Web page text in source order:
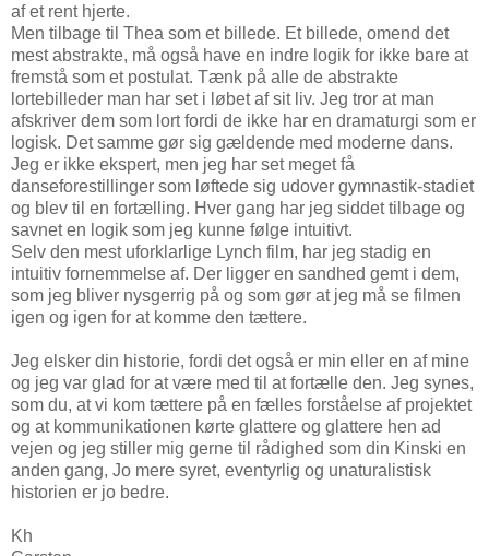
af et rent hjerte.
Men tilbage til Thea som et billede. Et billede, omend det
mest abstrakte, må også have en indre logik for ikke bare at
fremstå som et postulat. Tænk på alle de abstrakte
lortebilleder man har set i løbet af sit liv. Jeg tror at man
afskriver dem som lort fordi de ikke har en dramaturgi som er
logisk. Det samme gør sig gældende med moderne dans.
Jeg er ikke ekspert, men jeg har set meget få
danseforestillinger som løftede sig udover gymnastik-stadiet
og blev til en fortælling. Hver gang har jeg siddet tilbage og
savnet en logik som jeg kunne følge intuitivt.
Selv den mest uforklarlige Lynch film, har jeg stadig en
intuitiv fornemmelse af. Der ligger en sandhed gemt i dem,
som jeg bliver nysgerrig på og som gør at jeg må se filmen
igen og igen for at komme den tættere.
Jeg elsker din historie, fordi det også er min eller en af mine
og jeg var glad for at være med til at fortælle den. Jeg synes,
som du, at vi kom tættere på en fælles forståelse af projektet
og at kommunikationen kørte glattere og glattere hen ad
vejen og jeg stiller mig gerne til rådighed som din Kinski en
anden gang, Jo mere syret, eventyrlig og unaturalistisk
historien er jo bedre.
Kh